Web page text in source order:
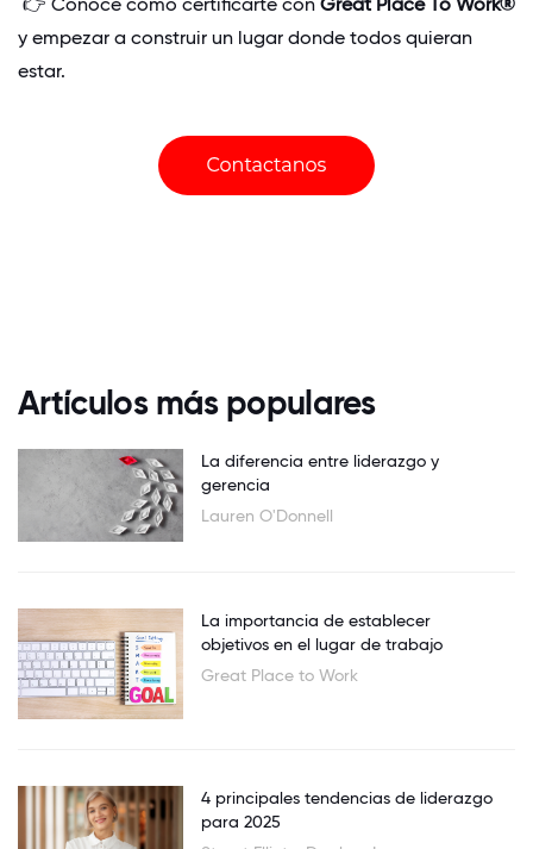
👉 Conocé cómo certificarte con Great Place To Work®
y empezar a construir un lugar donde todos quieran
estar.
Artículos más populares
La diferencia entre liderazgo y
gerencia
Lauren O'Donnell
La importancia de establecer
objetivos en el lugar de trabajo
Great Place to Work
4 principales tendencias de liderazgo
para 2025